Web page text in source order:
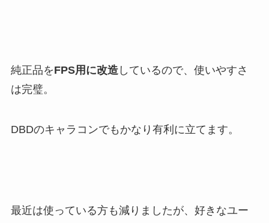
純正品をFPS用に改造しているので、使いやすさ
は完璧。
DBDのキャラコンでもかなり有利に立てます。
最近は使っている方も減りましたが、好きなユー